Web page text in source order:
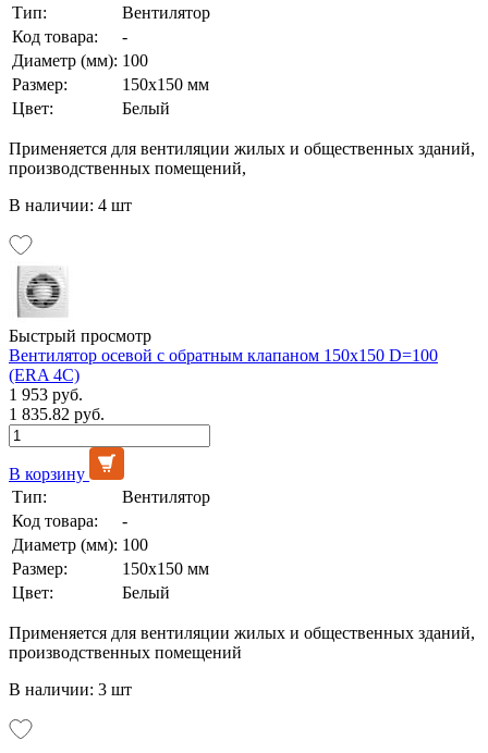
Тип:
Вентилятор
Код товара:
-
Диаметр (мм): 100
Размер:
150x150 мм
Цвет:
Белый
Применяется для вентиляции жилых и общественных зданий,
производственных помещений,
В наличии: 4 шт
Быстрый просмотр
Вентилятор осевой с обратным клапаном 150х150 D=100
(ERA 4C)
1 953 руб.
1 835.82 руб.
В корзину
Тип:
Вентилятор
Код товара:
-
Диаметр (мм): 100
Размер:
150х150 мм
Цвет:
Белый
Применяется для вентиляции жилых и общественных зданий,
производственных помещений
В наличии: 3 шт